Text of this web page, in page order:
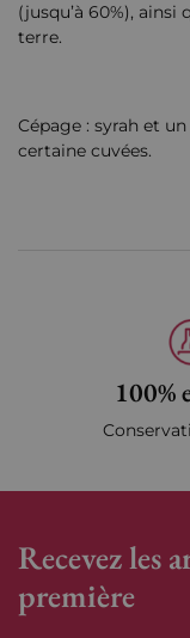
(jusqu’à 60%),
terre.
Cépage : syrah et
certaine cuvées.
100%
Recevez les
première